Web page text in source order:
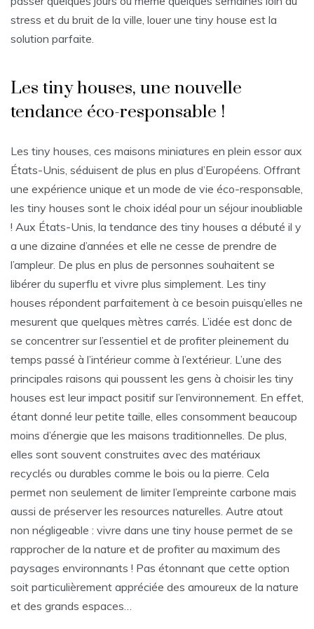
stress et du bruit de la ville, louer une tiny house est la
solution parfaite.
Les tiny houses, une nouvelle
tendance éco-responsable !
Les tiny houses, ces maisons miniatures en plein essor aux
États-Unis, séduisent de plus en plus d’Européens. Offrant
une expérience unique et un mode de vie éco-responsable,
les tiny houses sont le choix idéal pour un séjour inoubliable
! Aux États-Unis, la tendance des tiny houses a débuté il y
a une dizaine d’années et elle ne cesse de prendre de
l’ampleur. De plus en plus de personnes souhaitent se
libérer du superflu et vivre plus simplement. Les tiny
houses répondent parfaitement à ce besoin puisqu’elles ne
mesurent que quelques mètres carrés. L’idée est donc de
se concentrer sur l’essentiel et de profiter pleinement du
temps passé à l’intérieur comme à l’extérieur. L’une des
principales raisons qui poussent les gens à choisir les tiny
houses est leur impact positif sur l’environnement. En effet,
étant donné leur petite taille, elles consomment beaucoup
moins d’énergie que les maisons traditionnelles. De plus,
elles sont souvent construites avec des matériaux
recyclés ou durables comme le bois ou la pierre. Cela
permet non seulement de limiter l’empreinte carbone mais
aussi de préserver les resources naturelles. Autre atout
non négligeable : vivre dans une tiny house permet de se
rapprocher de la nature et de profiter au maximum des
paysages environnants ! Pas étonnant que cette option
soit particulièrement appréciée des amoureux de la nature
et des grands espaces…